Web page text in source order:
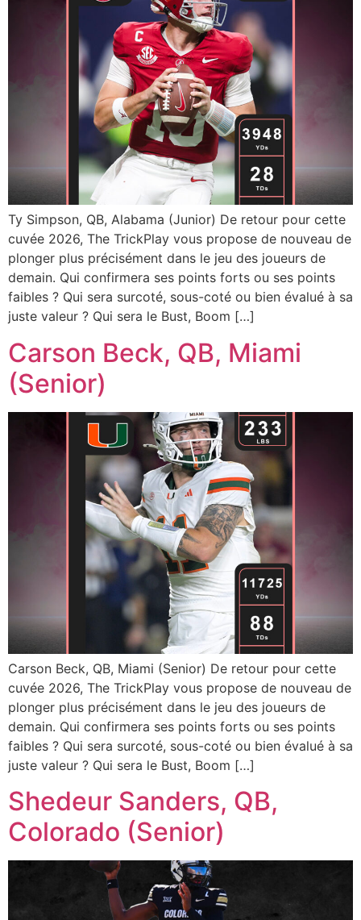
Ty Simpson, QB, Alabama (Junior) De retour pour cette
cuvée 2026, The TrickPlay vous propose de nouveau de
plonger plus précisément dans le jeu des joueurs de
demain. Qui confirmera ses points forts ou ses points
faibles ? Qui sera surcoté, sous-coté ou bien évalué à sa
juste valeur ? Qui sera le Bust, Boom […]
Carson Beck, QB, Miami
(Senior)
Carson Beck, QB, Miami (Senior) De retour pour cette
cuvée 2026, The TrickPlay vous propose de nouveau de
plonger plus précisément dans le jeu des joueurs de
demain. Qui confirmera ses points forts ou ses points
faibles ? Qui sera surcoté, sous-coté ou bien évalué à sa
juste valeur ? Qui sera le Bust, Boom […]
Shedeur Sanders, QB,
Colorado (Senior)